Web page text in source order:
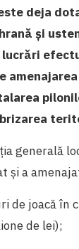
deja
și
generală
și a
de joacă în
de lei);